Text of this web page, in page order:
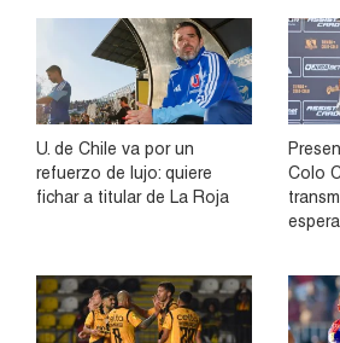
U. de Chile va por un
refuerzo de lujo: quiere
fichar a titular de La Roja
Colo